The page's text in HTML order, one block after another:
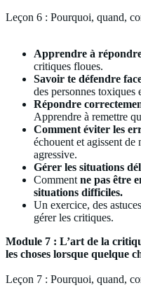
Leçon 6 : Pourquoi, quand,
Apprendre à
critiques floues.
Savoir te défendre
des personnes toxiques
Répondre
Apprendre à remettre
Comment éviter les
échouent et agissent
agressive.
Gérer les situations
Comment ne pas être
situations difficiles.
Un exercice, des
gérer les critiques.
Module 7 : L’art de la
les choses lorsque quelque
Leçon 7 : Pourquoi, quand,